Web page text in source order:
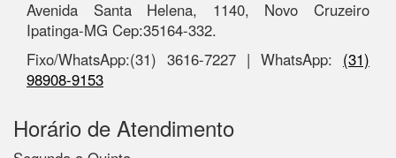
Avenida Santa Helena, 1140, Novo Cruzeiro
Ipatinga-MG Cep:35164-332.
Fixo/WhatsApp:(31) 3616-7227 | WhatsApp: (31)
98908-9153
Horário de Atendimento